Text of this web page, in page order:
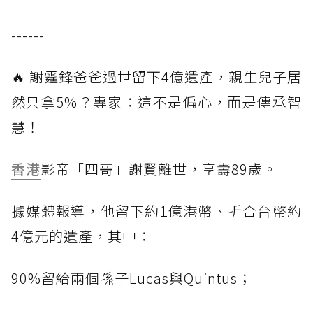
------
🔥 謝霆鋒爸爸過世留下4億遺產，親生兒子居
然只拿5%？專家：這不是偏心，而是傳承智
慧！
香港影帝「四哥」謝賢離世，享壽89歲。
據媒體報導，他留下約1億港幣、折合台幣約
4億元的遺產，其中：
90%留給兩個孫子Lucas與Quintus；